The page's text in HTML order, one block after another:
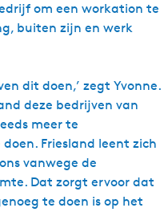
om een workation te
buiten zijn en werk
dit doen,’ zegt Yvonne.
deze bedrijven van
meer te
Friesland leent zich
vanwege de
Dat zorgt ervoor dat
te doen is op het